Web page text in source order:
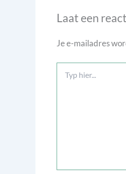
Laat een
Je e-mailadres
hier...